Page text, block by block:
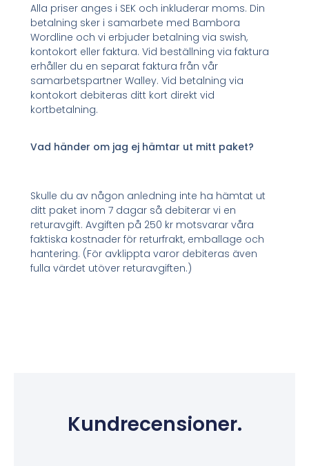
Alla priser anges i SEK och inkluderar moms. Din
betalning sker i samarbete med Bambora
Wordline och vi erbjuder betalning via swish,
kontokort eller faktura. Vid beställning via faktura
erhåller du en separat faktura från vår
samarbetspartner Walley. Vid betalning via
kontokort debiteras ditt kort direkt vid
kortbetalning.
Vad händer om jag ej hämtar ut mitt paket?
Skulle du av någon anledning inte ha hämtat ut
ditt paket inom 7 dagar så debiterar vi en
returavgift. Avgiften på 250 kr motsvarar våra
faktiska kostnader för returfrakt, emballage och
hantering. (För avklippta varor debiteras även
fulla värdet utöver returavgiften.)
Kundrecensioner.